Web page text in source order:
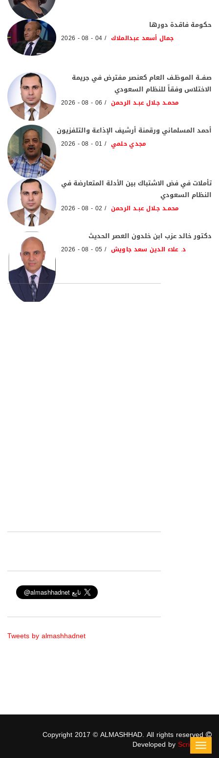
حكومة فاقدة دورها
جمال أسعد عبدالملاك 04 - 08 - 2026
صفــة الموظـف العام كعنصر مفترض في جريمة
الاختلاس وفقاً للنظام السعودي
محمـد جـلال عبـد الرحمن 06 - 08 - 2026
أحمد المسلماني ورقمنة أرشيف الإذاعة والتلفزيون
مجدي حلمي 01 - 08 - 2026
تأملات في فض الاشتباك بين الأدلة المتعارضة في
النظام السعودي
محمـد جـلال عبـد الرحمن 02 - 08 - 2026
دكتور خالد عزب ابن خلدون العصر الحديث
د. علاء الدين سعد جاويش 05 - 08 - 2026
Tweets by almashhadnet
Copyright 2017 © ALMASHHAD. All rights reserved
Developed byScriptStars